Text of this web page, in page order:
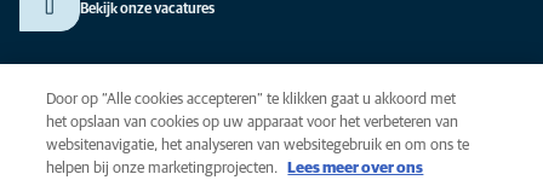
Bekijk onze vacatures
Privacy
Algemene voorwaarden
Cookies
Door op “Alle cookies accepteren” te klikken gaat u akkoord met
het opslaan van cookies op uw apparaat voor het verbeteren van
websitenavigatie, het analyseren van websitegebruik en om ons te
helpen bij onze marketingprojecten.
Lees meer over ons